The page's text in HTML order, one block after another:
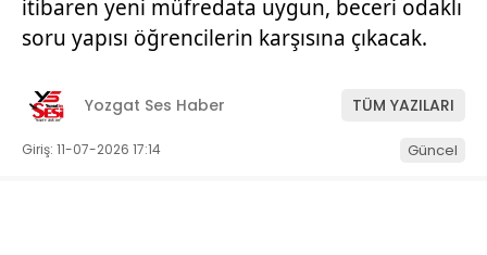
itibaren yeni müfredata uygun, beceri odaklı
soru yapısı öğrencilerin karşısına çıkacak.
Yozgat Ses Haber TÜM YAZILARI
Giriş: 11-07-2026 17:14 Güncel